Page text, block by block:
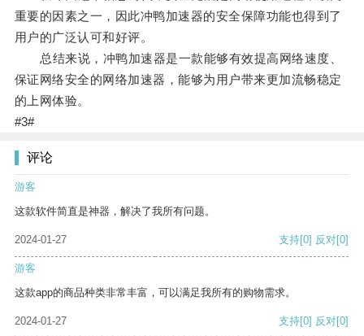
重要的因素之一，因此冲鸭加速器的安全保障功能也得到了
用户的广泛认可和好评。
总结来说，冲鸭加速器是一款能够有效提高网络速度、
保证网络安全的网络加速器，能够为用户带来更加流畅稳定
的上网体验。
#3#
评论
游客
这款软件简直是神器，解决了我所有问题。
2024-01-27 支持[0] 反对[0]
游客
这款app的商品种类非常丰富，可以满足我所有的购物需求。
2024-01-27 支持[0] 反对[0]